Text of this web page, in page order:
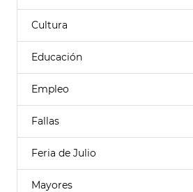
Cultura
Educación
Empleo
Fallas
Feria de Julio
Mayores